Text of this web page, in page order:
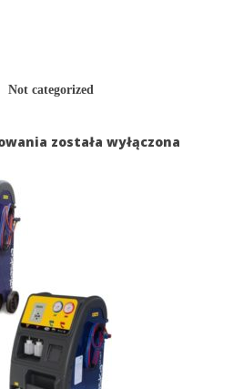
Not categorized
alaska3
została wyłączona